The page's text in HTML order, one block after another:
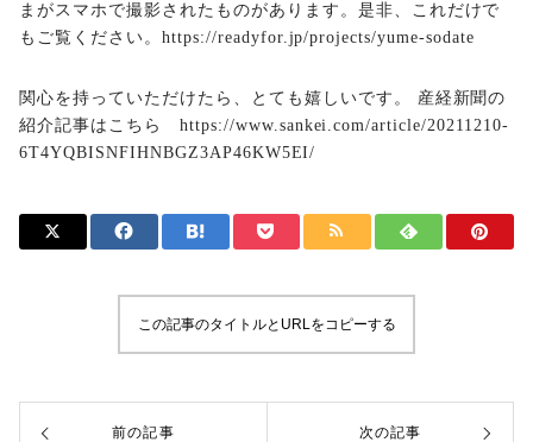
まがスマホで撮影されたものがあります。是非、これだけで
もご覧ください。 https://readyfor.jp/projects/yume-sodate
関心を持っていただけたら、とても嬉しいです。 産経新聞の
紹介記事はこちら https://www.sankei.com/article/20211210-
6T4YQBISNFIHNBGZ3AP46KW5EI/
この記事のタイトルとURLをコピーする
前の記事 次の記事